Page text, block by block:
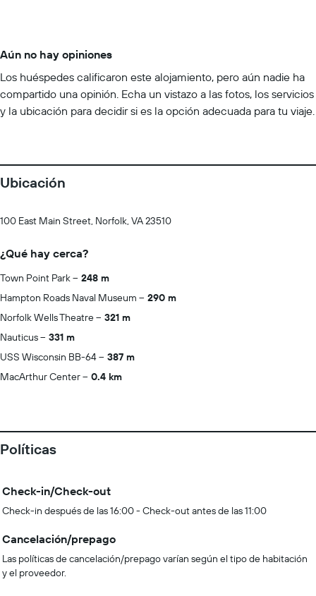
Aún no hay opiniones
Los huéspedes calificaron este alojamiento, pero aún nadie ha
compartido una opinión. Echa un vistazo a las fotos, los servicios
y la ubicación para decidir si es la opción adecuada para tu viaje.
Ubicación
100 East Main Street, Norfolk, VA 23510
¿Qué hay cerca?
Town Point Park
248 m
Hampton Roads Naval Museum
290 m
Norfolk Wells Theatre
321 m
Nauticus
331 m
USS Wisconsin BB-64
387 m
MacArthur Center
0.4 km
Políticas
Check-in/Check-out
Check-in después de las 16:00 - Check-out antes de las 11:00
Cancelación/prepago
Las políticas de cancelación/prepago varían según el tipo de habitación
y el proveedor.